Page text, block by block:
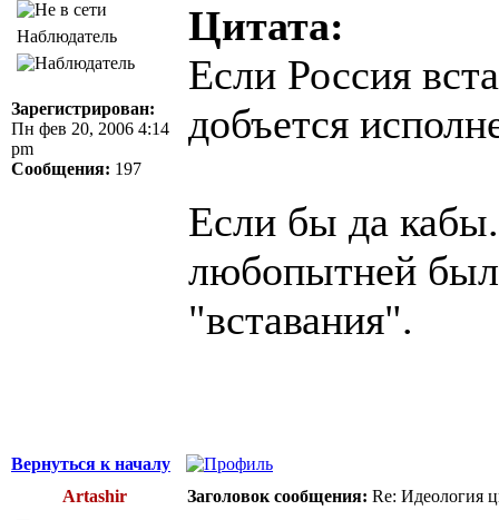
Наблюдатель
Зарегистрирован:
Пн фев 20, 2006 4:14
pm
Сообщения: 197
Цитата:
Если Россия
добъется
Если бы да
любопытней
"вставания".
Вернуться к началу
Artashir
Заголовок сообщения: Re: Идеология